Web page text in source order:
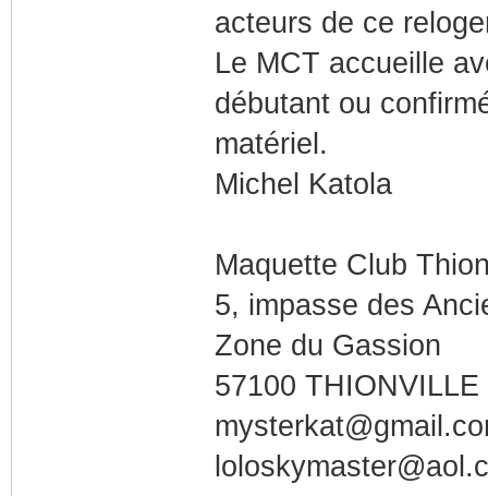
acteurs de ce
Le MCT accueille
débutant ou
matériel.
Michel Katola
Maquette Club
5, impasse des
Zone du Gassion
57100 THIONVILLE